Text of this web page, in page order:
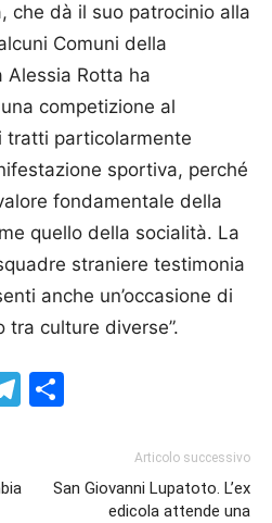
che dà il suo patrocinio alla
Comuni della
Alessia Rotta ha
competizione al
tratti particolarmente
sportiva, perché
fondamentale della
quello della socialità. La
straniere testimonia
anche un’occasione di
culture diverse”.
Telegram
Articolo successivo
San Giovanni Lupatoto. L’ex
edicola attende una